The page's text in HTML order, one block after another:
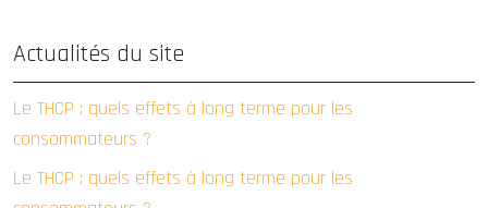
Actualités du site
Le THCP : quels effets à long terme pour les
consommateurs ?
Le THCP : quels effets à long terme pour les